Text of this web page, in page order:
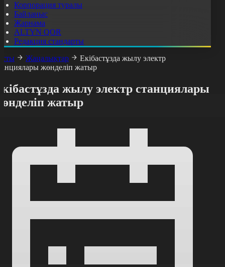
Корпорация туралы
Байланыс
Жарнама
ALTYN QOR
Редакция стандарты
Жаңалықтар
Екібастұзда жылу электр
жөнделіп жатыр
жылу электр станциялары
жатыр